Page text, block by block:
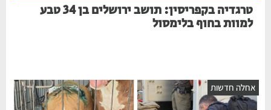
טרגדיה בקפריסין: תושב ירושלים בן 34 טבע
למוות בחוף בלימסול
חדשות